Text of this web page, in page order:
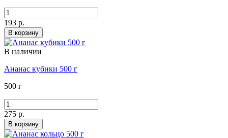
193 р.
В корзину
В наличии
Ананас кубики 500 г
500 г
275 р.
В корзину